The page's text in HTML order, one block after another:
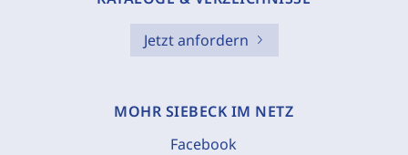
Jetzt anfordern
MOHR SIEBECK IM NETZ
Facebook